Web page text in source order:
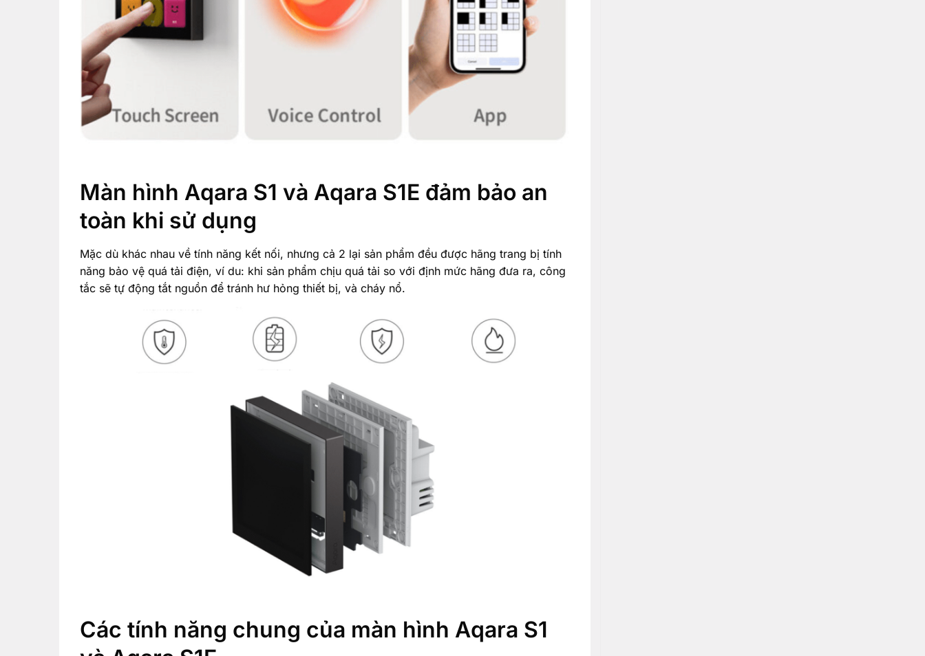
Màn hình Aqara S1 và Aqara S1E đảm bảo an
toàn khi sử dụng
Mặc dù khác nhau về tính năng kết nối, nhưng cả 2 lại sản phẩm đều được hãng trang bị tính
năng bảo vệ quá tải điện, ví du: khi sản phẩm chịu quá tải so với định mức hãng đưa ra, công
tắc sẽ tự động tắt nguồn để tránh hư hỏng thiết bị, và cháy nổ.
Các tính năng chung của màn hình Aqara S1